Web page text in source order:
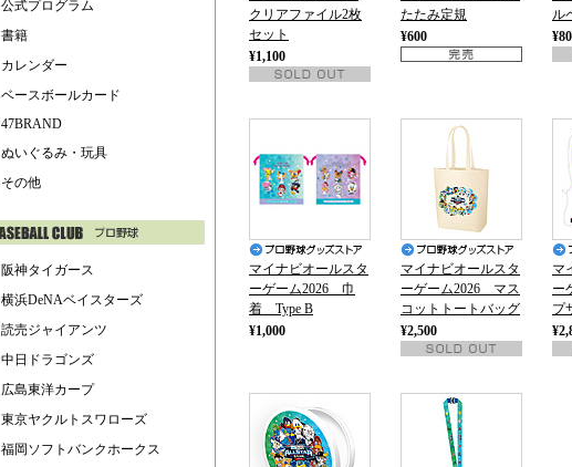
クリアファイル2枚
セット
¥1,100
たたみ定規
¥600
ル
マイナビオールスタ
ーゲーム2026 巾
着 Type B
¥1,000
マイナビオールスタ
ーゲーム2026 マス
コットトートバッグ
¥2,500
マ
ー
プ
公式プログラム
書籍
カレンダー
ベースボールカード
47BRAND
ぬいぐるみ・玩具
その他
阪神タイガース
横浜DeNAベイスターズ
読売ジャイアンツ
中日ドラゴンズ
広島東洋カープ
東京ヤクルトスワローズ
福岡ソフトバンクホークス